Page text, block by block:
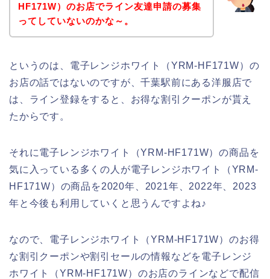
HF171W）のお店でライン友達申請の募集
ってしていないのかな～。
というのは、電子レンジホワイト（YRM-HF171W）の
お店の話ではないのですが、千葉駅前にある洋服店で
は、ライン登録をすると、お得な割引クーポンが貰え
たからです。
それに電子レンジホワイト（YRM-HF171W）の商品を
気に入っている多くの人が電子レンジホワイト（YRM-
HF171W）の商品を2020年、2021年、2022年、2023
年と今後も利用していくと思うんですよね♪
なので、電子レンジホワイト（YRM-HF171W）のお得
な割引クーポンや割引セールの情報などを電子レンジ
ホワイト（YRM-HF171W）のお店のラインなどで配信